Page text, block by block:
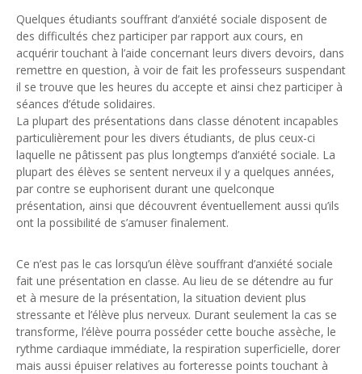
Quelques étudiants souffrant d’anxiété sociale disposent de
des difficultés chez participer par rapport aux cours, en
acquérir touchant à l’aide concernant leurs divers devoirs, dans
remettre en question, à voir de fait les professeurs suspendant
il se trouve que les heures du accepte et ainsi chez participer à
séances d’étude solidaires.
La plupart des présentations dans classe dénotent incapables
particulièrement pour les divers étudiants, de plus ceux-ci
laquelle ne pâtissent pas plus longtemps d’anxiété sociale. La
plupart des élèves se sentent nerveux il y a quelques années,
par contre se euphorisent durant une quelconque
présentation, ainsi que découvrent éventuellement aussi qu’ils
ont la possibilité de s’amuser finalement.
Ce n’est pas le cas lorsqu’un élève souffrant d’anxiété sociale
fait une présentation en classe. Au lieu de se détendre au fur
et à mesure de la présentation, la situation devient plus
stressante et l’élève plus nerveux. Durant seulement la cas se
transforme, l’élève pourra posséder cette bouche assèche, le
rythme cardiaque immédiate, la respiration superficielle, dorer
mais aussi épuiser relatives au forteresse points touchant à